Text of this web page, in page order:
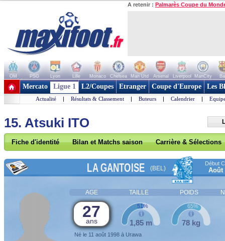
A retenir : Palmarès Coupe du
OM PSG Lyon Lille Monaco Chelsea Man Utd Arsenal Liverpool ManCity
+ de clubs
Mercato Ligue 1 L2/Coupes Etranger Coupe d'Europe Les
Actualité | Résultats & Classement | Buteurs | Calendrier |
15. Atsuki ITO
Fiche d'identité Bilan et Matchs saison Carrière & Sélections
LA GANTOISE (BEL)
Début
Août
AGE TAILLE POIDS
27
ans
Né le 11 août 1998 à Urawa
1,85 m
51%
78 kg
65%